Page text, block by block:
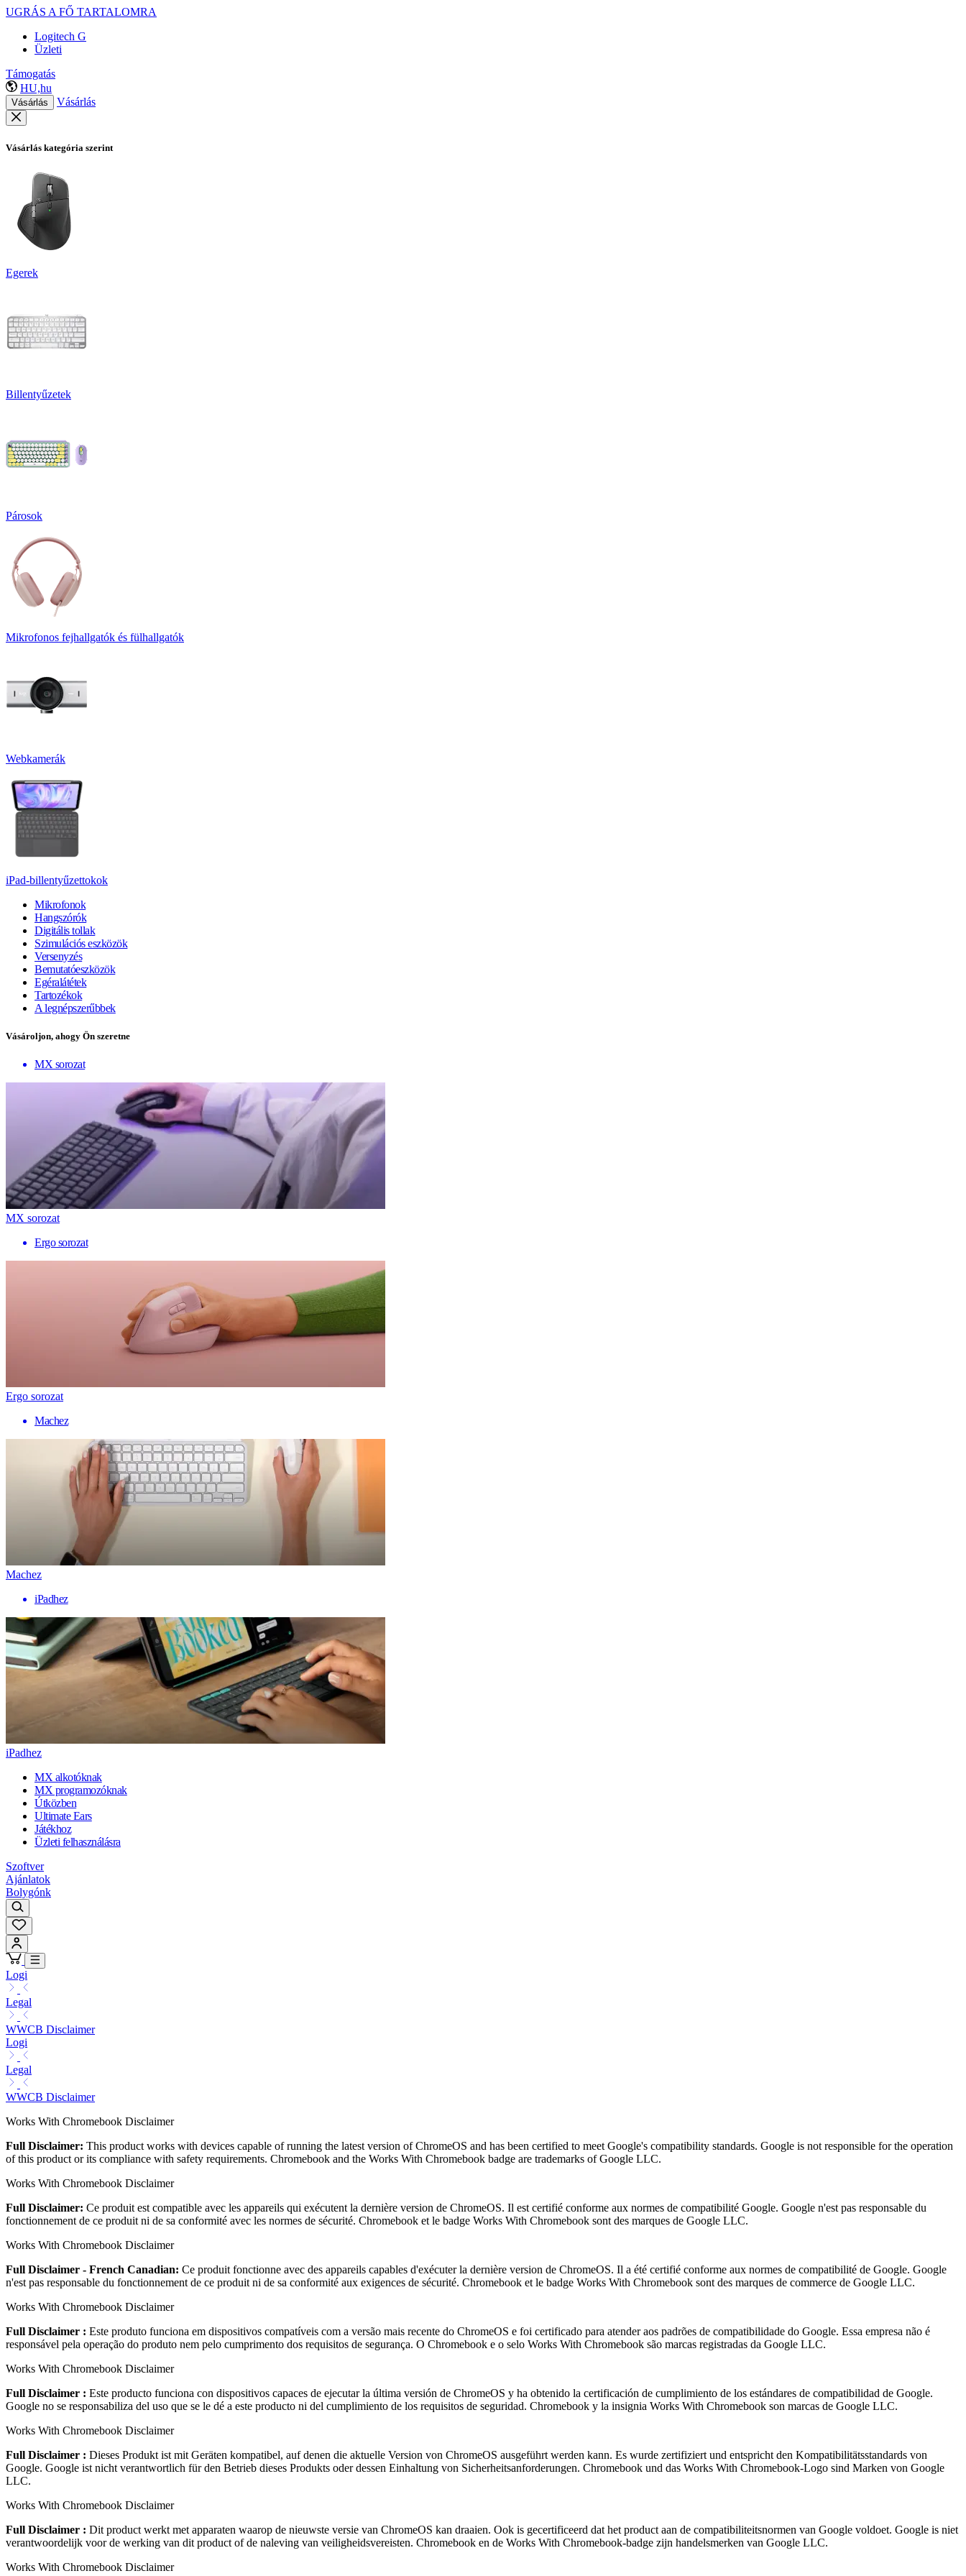
UGRÁS A FŐ TARTALOMRA
Logitech G
Üzleti
Támogatás
HU,hu
Vásárlás Vásárlás
Vásárlás kategória szerint
Egerek
Billentyűzetek
Párosok
Mikrofonos fejhallgatók és fülhallgatók
Webkamerák
iPad-billentyűzettokok
Mikrofonok
Hangszórók
Digitális tollak
Szimulációs eszközök
Versenyzés
Bemutatóeszközök
Egéralátétek
Tartozékok
A legnépszerűbbek
Vásároljon, ahogy Ön szeretne
MX sorozat
MX sorozat
Ergo sorozat
Ergo sorozat
Machez
Machez
iPadhez
iPadhez
MX alkotóknak
MX programozóknak
Útközben
Ultimate Ears
Játékhoz
Üzleti felhasználásra
Szoftver
Ajánlatok
Bolygónk
Logi
Legal
WWCB Disclaimer
Logi
Legal
WWCB Disclaimer
Works With Chromebook Disclaimer
Full Disclaimer: This product works with devices capable of running the latest version of ChromeOS and has been certified to meet Google's compatibility standards. Google is not responsible for the operation
of this product or its compliance with safety requirements. Chromebook and the Works With Chromebook badge are trademarks of Google LLC.
Works With Chromebook Disclaimer
Full Disclaimer: Ce produit est compatible avec les appareils qui exécutent la dernière version de ChromeOS. Il est certifié conforme aux normes de compatibilité Google. Google n'est pas responsable du
fonctionnement de ce produit ni de sa conformité avec les normes de sécurité. Chromebook et le badge Works With Chromebook sont des marques de Google LLC.
Works With Chromebook Disclaimer
Full Disclaimer - French Canadian: Ce produit fonctionne avec des appareils capables d'exécuter la dernière version de ChromeOS. Il a été certifié conforme aux normes de compatibilité de Google. Google
n'est pas responsable du fonctionnement de ce produit ni de sa conformité aux exigences de sécurité. Chromebook et le badge Works With Chromebook sont des marques de commerce de Google LLC.
Works With Chromebook Disclaimer
Full Disclaimer : Este produto funciona em dispositivos compatíveis com a versão mais recente do ChromeOS e foi certificado para atender aos padrões de compatibilidade do Google. Essa empresa não é
responsável pela operação do produto nem pelo cumprimento dos requisitos de segurança. O Chromebook e o selo Works With Chromebook são marcas registradas da Google LLC.
Works With Chromebook Disclaimer
Full Disclaimer : Este producto funciona con dispositivos capaces de ejecutar la última versión de ChromeOS y ha obtenido la certificación de cumplimiento de los estándares de compatibilidad de Google.
Google no se responsabiliza del uso que se le dé a este producto ni del cumplimiento de los requisitos de seguridad. Chromebook y la insignia Works With Chromebook son marcas de Google LLC.
Works With Chromebook Disclaimer
Full Disclaimer : Dieses Produkt ist mit Geräten kompatibel, auf denen die aktuelle Version von ChromeOS ausgeführt werden kann. Es wurde zertifiziert und entspricht den Kompatibilitätsstandards von
Google. Google ist nicht verantwortlich für den Betrieb dieses Produkts oder dessen Einhaltung von Sicherheitsanforderungen. Chromebook und das Works With Chromebook-Logo sind Marken von Google
LLC.
Works With Chromebook Disclaimer
Full Disclaimer : Dit product werkt met apparaten waarop de nieuwste versie van ChromeOS kan draaien. Ook is gecertificeerd dat het product aan de compatibiliteitsnormen van Google voldoet. Google is niet
verantwoordelijk voor de werking van dit product of de naleving van veiligheidsvereisten. Chromebook en de Works With Chromebook-badge zijn handelsmerken van Google LLC.
Works With Chromebook Disclaimer